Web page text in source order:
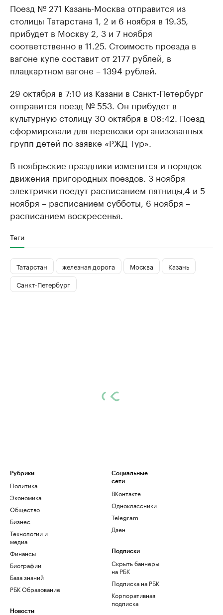
Поезд № 271 Казань-Москва отправится из
столицы Татарстана 1, 2 и 6 ноября в 19.35,
прибудет в Москву 2, 3 и 7 ноября
соответственно в 11.25. Стоимость проезда в
вагоне купе составит от 2177 рублей, в
плацкартном вагоне – 1394 рублей.
29 октября в 7:10 из Казани в Санкт-Петербург
отправится поезд № 553. Он прибудет в
культурную столицу 30 октября в 08:42. Поезд
сформировали для перевозки организованных
групп детей по заявке «РЖД Тур».
В ноябрьские праздники изменится и порядок
движения пригородных поездов. 3 ноября
электрички поедут расписанием пятницы,4 и 5
ноября – расписанием субботы, 6 ноября –
расписанием воскресенья.
Теги
Татарстан железная дорога Москва
Казань
Санкт-Петербург
Рубрики
Политика
Экономика
Общество
Бизнес
Технологии и
медиа
Финансы
Биографии
База знаний
РБК Образование
Новости
Социальные
сети
ВКонтакте
Одноклассники
Telegram
Дзен
Подписки
Скрыть баннеры
на РБК
Подписка на РБК
Корпоративная
подписка